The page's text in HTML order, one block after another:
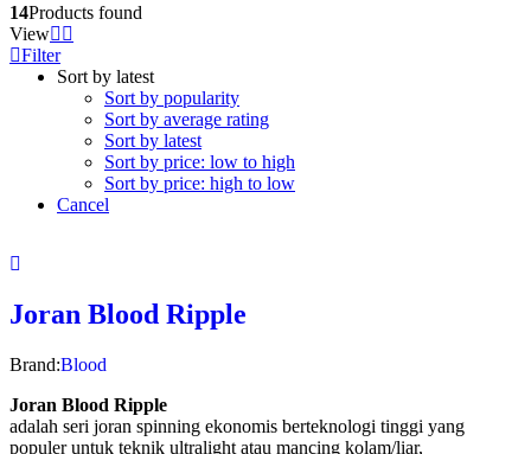
14Products found
View
Filter
Sort by latest
Sort by popularity
Sort by average rating
Sort by latest
Sort by price: low to high
Sort by price: high to low
Cancel
Joran Blood Ripple
Brand:Blood
Joran Blood Ripple
adalah seri joran spinning ekonomis berteknologi tinggi yang
populer untuk teknik ultralight atau mancing kolam/liar,